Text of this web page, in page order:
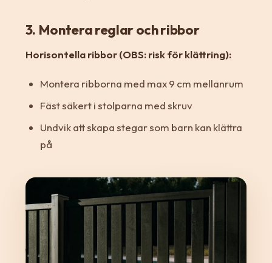
3. Montera reglar och ribbor
Horisontella ribbor (OBS: risk för klättring):
Montera ribborna med max 9 cm mellanrum
Fäst säkert i stolparna med skruv
Undvik att skapa stegar som barn kan klättra
på